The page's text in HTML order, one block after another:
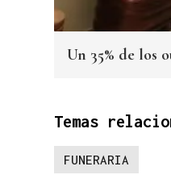
Un 35% de los
Temas
FUNERARIA